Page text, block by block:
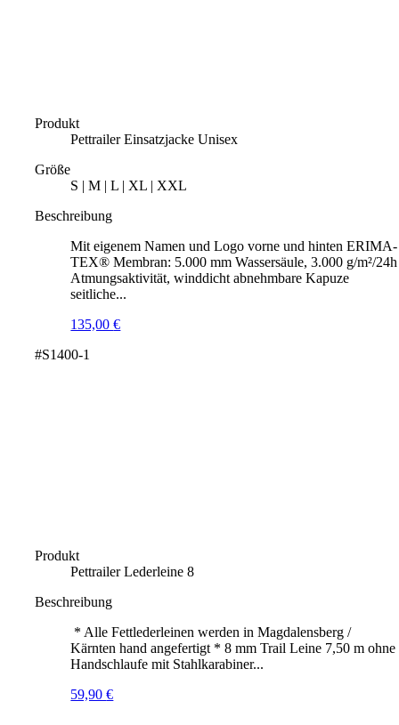
Produkt
Pettrailer Einsatzjacke Unisex
Größe
S | M | L | XL | XXL
Beschreibung
Mit eigenem Namen und Logo vorne und hinten ERIMA-
TEX® Membran: 5.000 mm Wassersäule, 3.000 g/m²/24h
Atmungsaktivität, winddicht abnehmbare Kapuze
seitliche...
135,00€
#S1400-1
Produkt
Pettrailer Lederleine 8
Beschreibung
* Alle Fettlederleinen werden in Magdalensberg /
Kärnten hand angefertigt * 8 mm Trail Leine 7,50 m ohne
Handschlaufe mit Stahlkarabiner...
59,90€